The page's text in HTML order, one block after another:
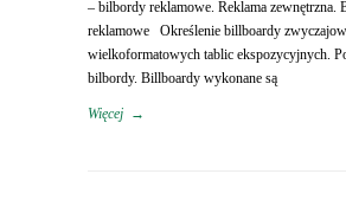
– bilbordy reklamowe. Reklama zewnętrzna.
reklamowe Określenie billboardy
wielkoformatowych tablic ekspozycyjnych.
bilbordy. Billboardy wykonane są
Więcej →